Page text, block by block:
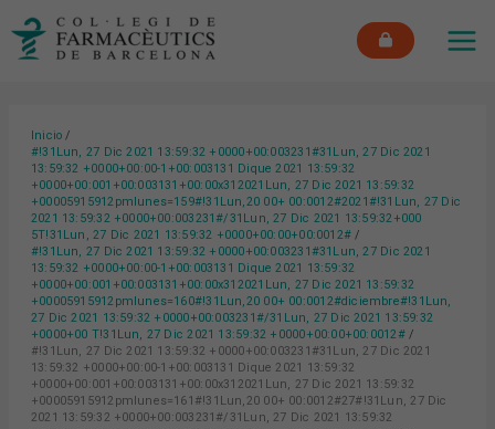
Inicio
#!31Lun, 27 Dic 2021 13:59:32 +0000+00:003231#31Lun, 27 Dic 2021
13:59:32 +0000+00:00-1+00:003131 Dique 2021 13:59:32
+0000+00:001+00:003131+00:00x312021Lun, 27 Dic 2021 13:59:32
+00005915912pmlunes=159#!31Lun,20 00+ 00:0012#2021#!31Lun, 27 Dic
2021 13:59:32 +0000+00:003231#/31Lun, 27 Dic 2021 13:59:32+000
5T!31Lun, 27 Dic 2021 13:59:32 +0000+00:00+00:0012#
#!31Lun, 27 Dic 2021 13:59:32 +0000+00:003231#31Lun, 27 Dic 2021
13:59:32 +0000+00:00-1+00:003131 Dique 2021 13:59:32
+0000+00:001+00:003131+00:00x312021Lun, 27 Dic 2021 13:59:32
+00005915912pmlunes=160#!31Lun,20 00+ 00:0012#diciembre#!31Lun,
27 Dic 2021 13:59:32 +0000+00:003231#/31Lun, 27 Dic 2021 13:59:32
+0000+00 T!31Lun, 27 Dic 2021 13:59:32 +0000+00:00+00:0012#
#!31Lun, 27 Dic 2021 13:59:32 +0000+00:003231#31Lun, 27 Dic 2021
13:59:32 +0000+00:00-1+00:003131 Dique 2021 13:59:32
+0000+00:001+00:003131+00:00x312021Lun, 27 Dic 2021 13:59:32
+00005915912pmlunes=161#!31Lun,20 00+ 00:0012#27#!31Lun, 27 Dic
2021 13:59:32 +0000+00:003231#/31Lun, 27 Dic 2021 13:59:32